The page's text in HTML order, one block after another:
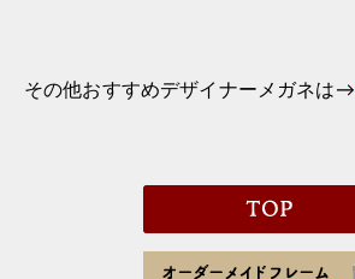
その他おすすめデザイナーメガネは→